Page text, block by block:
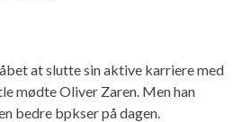
at slutte sin aktive karriere med
mødte Oliver Zaren. Men han
bedre bpkser på dagen.